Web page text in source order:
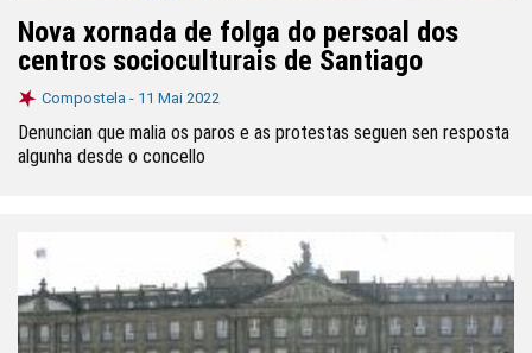
Nova xornada de folga do persoal dos
centros socioculturais de Santiago
Compostela - 11 Mai 2022
Denuncian que malia os paros e as protestas seguen sen resposta
algunha desde o concello